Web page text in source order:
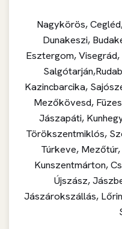
Nagykörös,
Dunakeszi,
Esztergom,
Kazincbarcika,
Mezőkövesd,
Jászapáti,
Törökszentmiklós,
Túrkeve,
Kunszentmárton,
Újszász,
Jászárokszállás,